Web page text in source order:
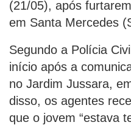
(21/05), após
em Santa Mercedes
Segundo a Polícia
início após a
no Jardim Jussara,
disso, os agentes
que o jovem “estava